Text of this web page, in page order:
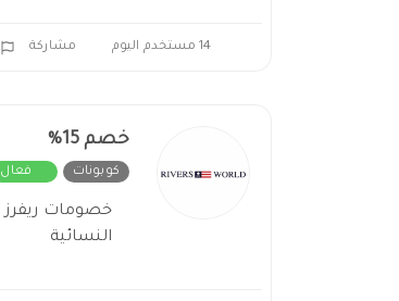
14 مستخدم اليوم مشاركة
خصم 15%
كوبونات فعال
النسائية